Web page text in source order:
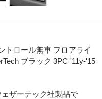
トロール無車 フロアライ
ブラック 3PC '11y-'15
ザーテック社製品で